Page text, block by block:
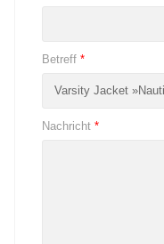
Betreff *
Nachricht *